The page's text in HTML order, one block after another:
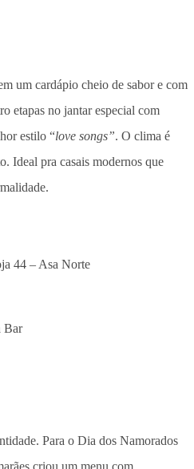
um cardápio cheio de sabor e com
etapas no jantar especial com
estilo “love songs”. O clima é
Ideal pra casais modernos que
44 – Asa Norte
Para o Dia dos Namorados
criou um menu com